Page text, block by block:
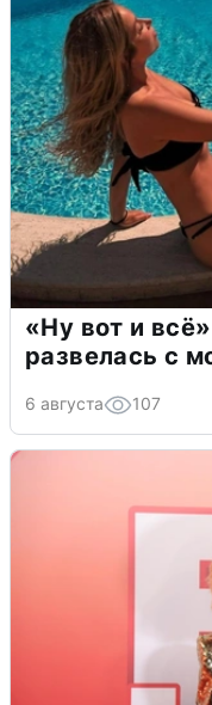
«Ну вот и
развелась с
6 августа 107